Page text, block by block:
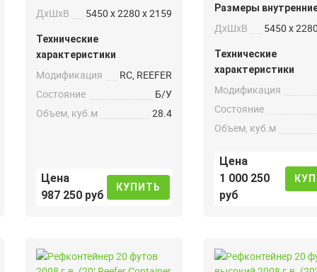
ДxШxВ 5450 x 2280 x 2159
Технические
характеристики
Модификация
RC, REEFER
Состояние
Б/У
Объем, куб.м
28.4
Цена
987 250 руб
КУПИТЬ
Размеры
ДxШxВ 5450 x
Технические
характеристики
Модификация
Состояние
Объем, куб.м
Цена
1 000 250
руб